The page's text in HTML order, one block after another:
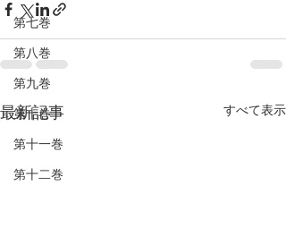
第七巻
第八巻
第九巻
第十巻
第十一巻
第十二巻
最新記事 すべて表示